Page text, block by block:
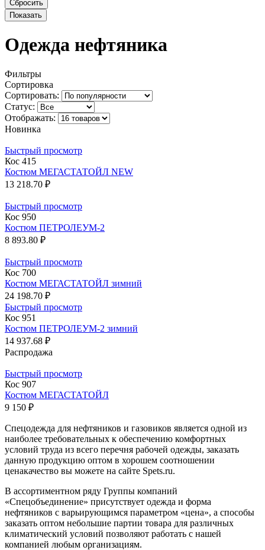
Одежда нефтяника
Фильтры
Сортировка
Сортировать:
Статус:
Отображать:
Новинка
Быстрый просмотр
Кос 415
Костюм МЕГАСТАТОЙЛ NEW
13 218.70 ₽
Быстрый просмотр
Кос 950
Костюм ПЕТРОЛЕУМ-2
8 893.80 ₽
Быстрый просмотр
Кос 700
Костюм МЕГАСТАТОЙЛ зимний
24 198.70 ₽
Быстрый просмотр
Кос 951
Костюм ПЕТРОЛЕУМ-2 зимний
14 937.68 ₽
Распродажа
Быстрый просмотр
Кос 907
Костюм МЕГАСТАТОЙЛ
9 150 ₽
Спецодежда для нефтяников и газовиков является одной из
наиболее требовательных к обеспечению комфортных
условий труда из всего перечня рабочей одежды, заказать
данную продукцию оптом в хорошем соотношении
ценакачество вы можете на сайте Spets.ru.
В ассортиментном ряду Группы компаний
«Спецобъединение» присутствует одежда и форма
нефтяников с варьирующимся параметром «цена», а способы
заказать оптом небольшие партии товара для различных
климатический условий позволяют работать с нашей
компанией любым организациям.